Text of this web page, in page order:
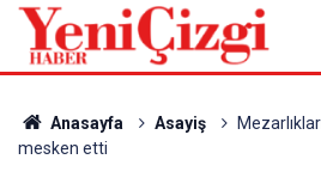
Anasayfa Asayiş
mesken etti